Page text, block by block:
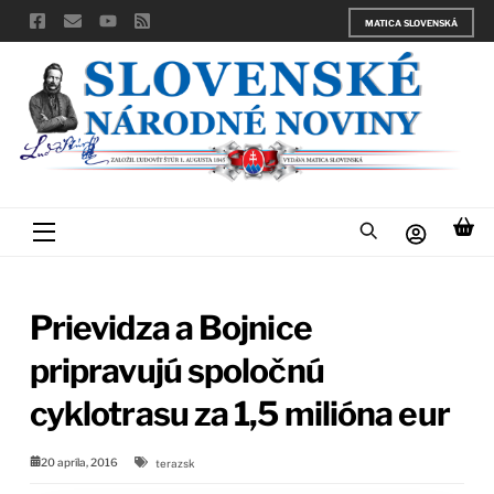
Skip
to
content
MATICA SLOVENSKÁ
Menu
Prievidza a Bojnice
pripravujú spoločnú
cyklotrasu za 1,5 milióna eur
20 apríla, 2016 terazsk